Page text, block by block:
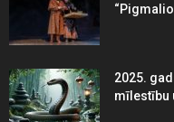
2025.
mīlestību